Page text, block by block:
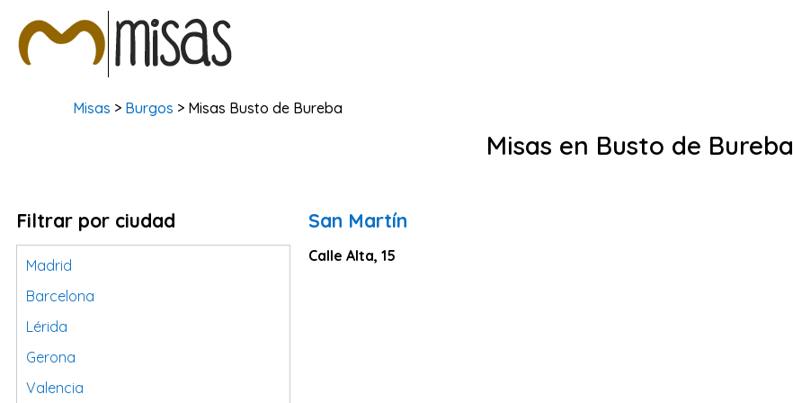
Misas > Burgos > Misas Busto de Bureba
Misas en Busto de Bureba
Filtrar por ciudad
Madrid
Barcelona
Lérida
Gerona
Valencia
San Martín
Calle Alta, 15